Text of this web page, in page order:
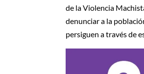
de la Violencia
denunciar a la
persiguen a través de